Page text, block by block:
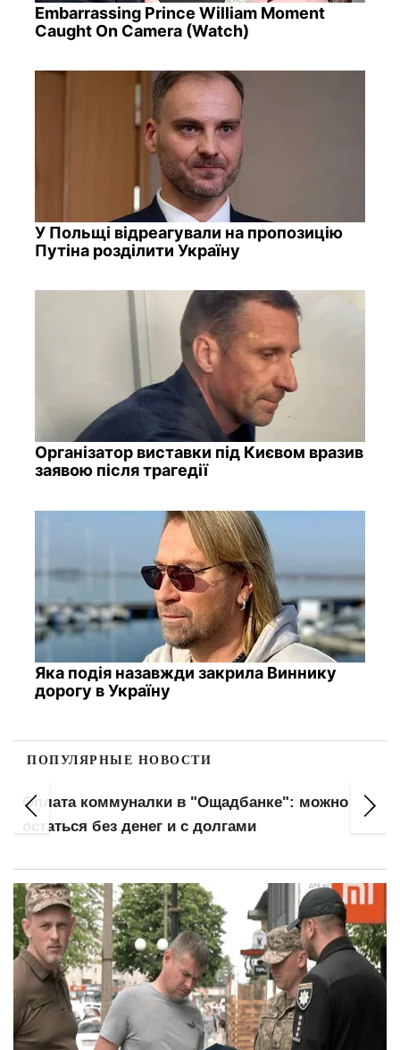
Embarrassing Prince William Moment
Caught On Camera (Watch)
У Польщі відреагували на пропозицію
Путіна розділити Україну
Організатор виставки під Києвом вразив
заявою після трагедії
Яка подія назавжди закрила Виннику
дорогу в Україну
ПОПУЛЯРНЫЕ НОВОСТИ
Правила выплаты отпускных изменились:
главный нюанс для работников